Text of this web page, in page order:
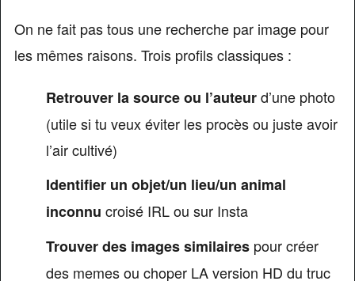
On ne fait pas tous une recherche par image pour
les mêmes raisons. Trois profils classiques :
Retrouver la source ou l’auteurd’une photo
(utile si tu veux éviter les procès ou juste avoir
l’air cultivé)
Identifier un objet/un lieu/un animal
inconnu croisé IRL ou sur Insta
Trouver des images similairespour créer
des memes ou choper LA version HD du truc